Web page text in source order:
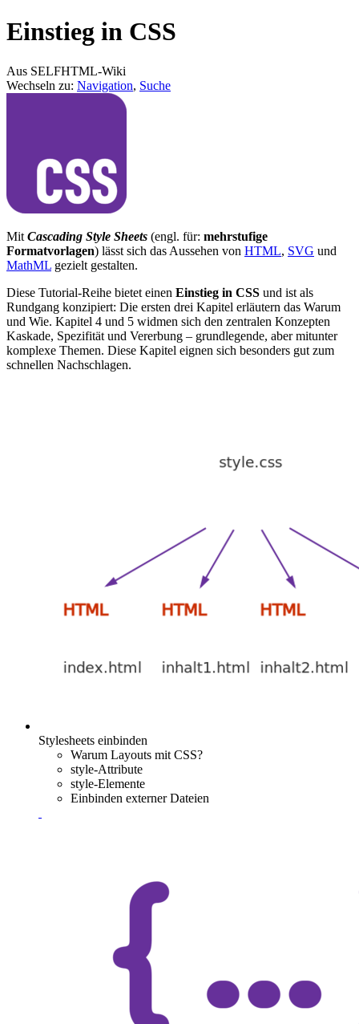
Einstieg in CSS
Aus SELFHTML-Wiki
Wechseln zu: Navigation, Suche
Mit Cascading Style Sheets (engl. für: mehrstufige
Formatvorlagen) lässt sich das Aussehen von HTML, SVG und
MathML gezielt gestalten.
Diese Tutorial-Reihe bietet einen Einstieg in CSS und ist als
Rundgang konzipiert: Die ersten drei Kapitel erläutern das Warum
und Wie. Kapitel 4 und 5 widmen sich den zentralen Konzepten
Kaskade, Spezifität und Vererbung – grundlegende, aber mitunter
komplexe Themen. Diese Kapitel eignen sich besonders gut zum
schnellen Nachschlagen.
Stylesheets einbinden
Warum Layouts mit CSS?
style-Attribute
style-Elemente
Einbinden externer Dateien